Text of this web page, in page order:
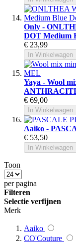
Only -
DOT Medium
€ 23,99
In Winkelwagen
Yaya - Wool
€ 69,00
In Winkelwagen
Aaiko -
€ 53,50
In Winkelwagen
Toon
per pagina
Filteren
Selectie verfijnen
Merk
Aaiko
CO'Couture